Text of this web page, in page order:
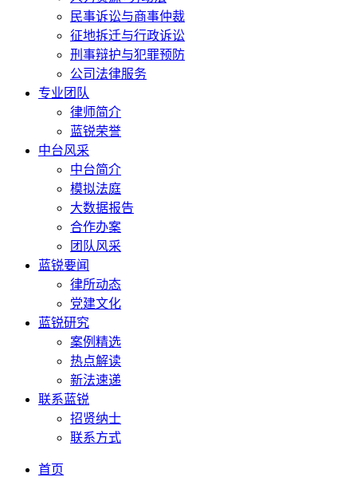
民事诉讼与商事仲裁
征地拆迁与行政诉讼
刑事辩护与犯罪预防
公司法律服务
专业团队
律师简介
蓝锐荣誉
中台风采
中台简介
模拟法庭
大数据报告
合作办案
团队风采
蓝锐要闻
律所动态
党建文化
蓝锐研究
案例精选
热点解读
新法速递
联系蓝锐
招贤纳士
联系方式
首页